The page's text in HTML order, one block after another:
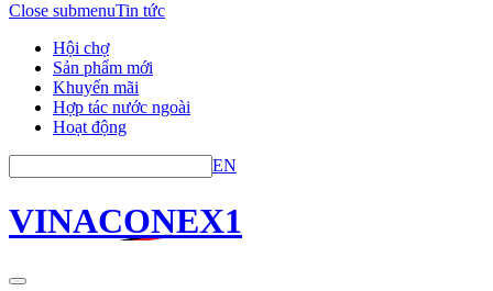
Close submenuTin tức
Hội chợ
Sản phẩm mới
Khuyến mãi
Hợp tác nước ngoài
Hoạt động
EN
VINACONEX1